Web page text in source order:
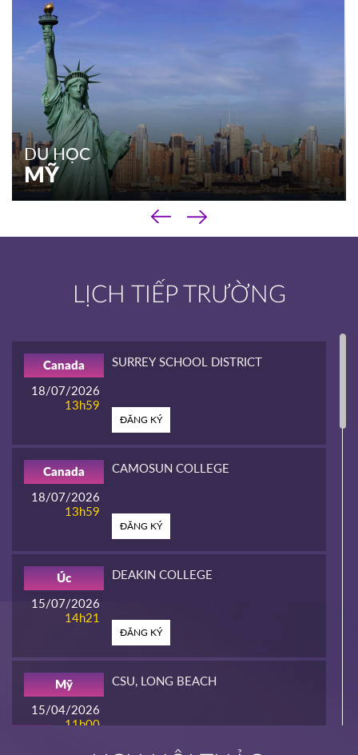
Chương trình cao đẳng
Kinh nghiệm du học
XEM THÊM
DU HỌC
MỸ
‹
›
LỊCH TIẾP TRƯỜNG
18/07/2026
13h59
Canada SURREY SCHOOL DISTRICT
ĐĂNG KÝ
18/07/2026
13h59
Canada CAMOSUN COLLEGE
ĐĂNG KÝ
15/07/2026
14h21
Úc DEAKIN COLLEGE
ĐĂNG KÝ
15/04/2026
11h00
Mỹ CSU, LONG BEACH